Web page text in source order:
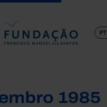
PT
1985